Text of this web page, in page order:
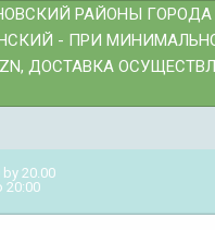
РАЙОНЫ
- ПРИ
ДОСТАВКА
20.00
20:00